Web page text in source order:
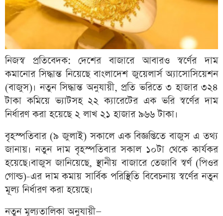
নিজস্ব প্রতিবেদক: দেশের বাজারে আবারও স্বর্ণের দাম
কমানোর সিদ্ধান্ত নিয়েছে বাংলাদেশ জুয়েলার্স অ্যাসোসিয়েশন
(বাজুস)। নতুন সিদ্ধান্ত অনুযায়ী, প্রতি ভরিতে ৩ হাজার ৩২৪
টাকা কমিয়ে ভ্যাটসহ ২২ ক্যারেটের এক ভরি স্বর্ণের দাম
নির্ধারণ করা হয়েছে ২ লাখ ২১ হাজার ৯৬৬ টাকা।
বৃহস্পতিবার (৯ জুলাই) সকালে এক বিজ্ঞপ্তিতে বাজুস এ তথ্য
জানায়। নতুন দাম বৃহস্পতিবার সকাল ১০টা থেকে কার্যকর
হয়েছে।বাজুস জানিয়েছে, স্থানীয় বাজারে তেজাবি স্বর্ণ (পিওর
গোল্ড)-এর দাম কমায় সার্বিক পরিস্থিতি বিবেচনায় স্বর্ণের নতুন
মূল্য নির্ধারণ করা হয়েছে।
নতুন মূল্যতালিকা অনুযায়ী—